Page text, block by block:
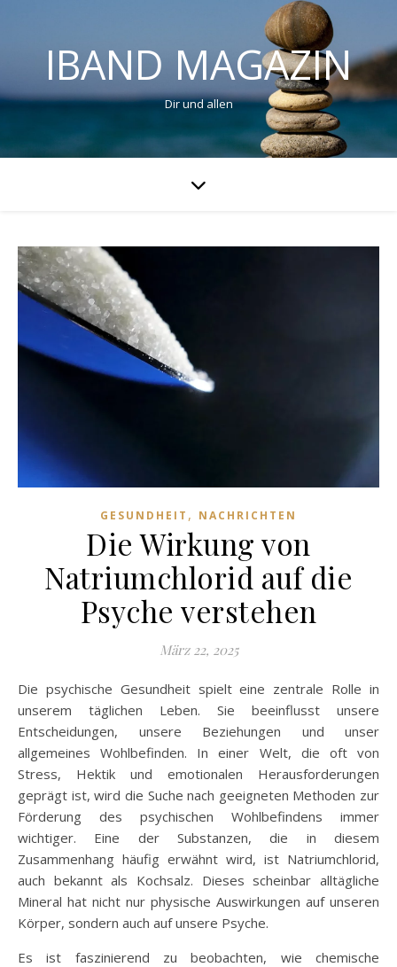
IBAND MAGAZIN
Dir und allen
GESUNDHEIT , NACHRICHTEN
Die Wirkung von
Natriumchlorid auf die
Psyche verstehen
März 22, 2025
Die psychische Gesundheit spielt eine zentrale Rolle in
unserem täglichen Leben. Sie beeinflusst unsere
Entscheidungen, unsere Beziehungen und unser
allgemeines Wohlbefinden. In einer Welt, die oft von
Stress, Hektik und emotionalen Herausforderungen
geprägt ist, wird die Suche nach geeigneten Methoden zur
Förderung des psychischen Wohlbefindens immer
wichtiger. Eine der Substanzen, die in diesem
Zusammenhang häufig erwähnt wird, ist Natriumchlorid,
auch bekannt als Kochsalz. Dieses scheinbar alltägliche
Mineral hat nicht nur physische Auswirkungen auf unseren
Körper, sondern auch auf unsere Psyche.
Es ist faszinierend zu beobachten, wie chemische